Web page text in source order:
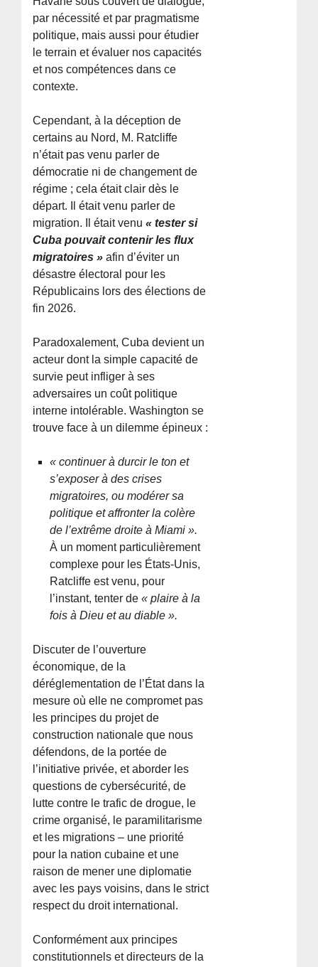
par nécessité et par pragmatisme
politique, mais aussi pour étudier
le terrain et évaluer nos capacités
et nos compétences dans ce
contexte.
Cependant, à la déception de
certains au Nord, M. Ratcliffe
n’était pas venu parler de
démocratie ni de changement de
régime ; cela était clair dès le
départ. Il était venu parler de
migration. Il était venu« tester si
Cuba pouvait contenir les flux
migratoires » afin d’éviter un
désastre électoral pour les
Républicains lors des élections de
fin 2026.
Paradoxalement, Cuba devient un
acteur dont la simple capacité de
survie peut infliger à ses
adversaires un coût politique
interne intolérable. Washington se
trouve face à un dilemme épineux :
« continuer à durcir le ton et
s’exposer à des crises
migratoires, ou modérer sa
politique et affronter la colère
de l’extrême droite à Miami ».
À un moment particulièrement
complexe pour les États-Unis,
Ratcliffe est venu, pour
l’instant, tenter de« plaire à la
fois à Dieu et au diable ».
Discuter de l’ouverture
économique, de la
déréglementation de l’État dans la
mesure où elle ne compromet pas
les principes du projet de
construction nationale que nous
défendons, de la portée de
l’initiative privée, et aborder les
questions de cybersécurité, de
lutte contre le trafic de drogue, le
crime organisé, le paramilitarisme
et les migrations – une priorité
pour la nation cubaine et une
raison de mener une diplomatie
avec les pays voisins, dans le strict
respect du droit international.
Conformément aux principes
constitutionnels et directeurs de la